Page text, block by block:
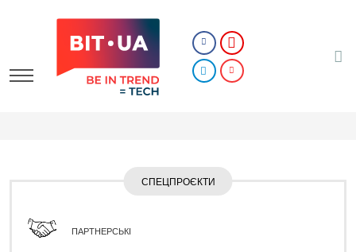
СПЕЦПРОЄКТИ
ПАРТНЕРСЬКІ